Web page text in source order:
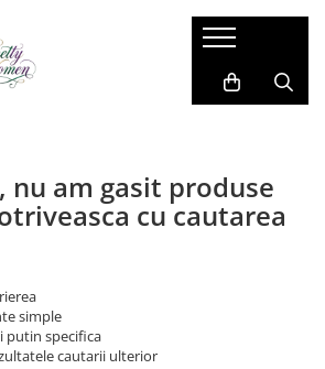
nu am gasit produse
cu cautarea
simple
putin specifica
cautarii ulterior